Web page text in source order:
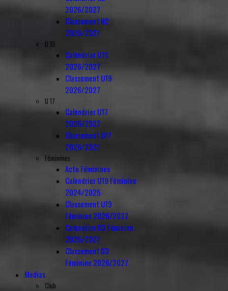
2026/2027
Classement N2
2026/2027
U 19
Calendrier U19
2026/2027
Classement U19
2026/2027
U 17
Calendrier U17
2026/2027
Classement U17
2026/2027
Féminines
Actu Féminines
Calendrier U19 Féminine
2024/2025
Classement U19
Féminine 2026/2027
Calendrier D3 Féminine
2026/2027
Classement D3
Féminine 2026/2027
Medias
Club